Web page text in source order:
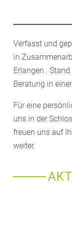
Verfasst und
in
Erlangen .
Beratung in
Für eine
uns in der
freuen uns auf
weiter.